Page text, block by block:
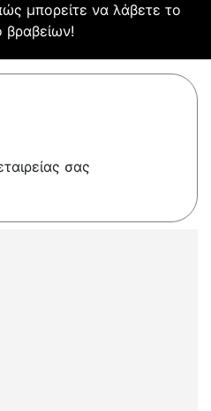
μπορείτε να λάβετε το
βραβείων!
σας